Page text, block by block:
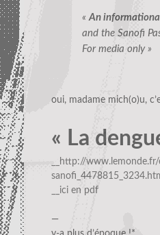
« An
and the Sanofi
For media only »
oui, madame mich(o)u,
« La
__http://
__ici en pdf
—